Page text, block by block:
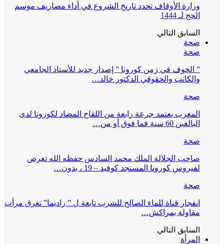
وزارة الأوقاف تحدد تاريخ الشروع في أداء مصاريف موسم
الحج لـ 1444
السابق التالي
صحة
صحة
” الخوف في زمن كورونا ” إصدار جديد للأستاذ الجامعي
والكاتب والحقوقي الدكتور خالد…
صحة
المغرب يعتمد جرعة رابعة من اللقاح المضاد لكورونا لدى
البالغين 60 سنة فما فوق أو من…
صحة
صاحب الجلالة الملك محمد السادس حفظه الله تعرض
لفيروس كورونا المستجد كوفيد – 19 ، بدون…
صحة
انفجار قناة للماء الصالح للشرب تابعة ل ” راديما” تغرق مرأب
مقاولة بمراكش…
السابق التالي
المرأة